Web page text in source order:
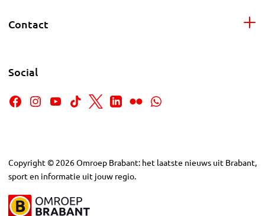
Contact
Social
Copyright © 2026Omroep Brabant: het laatste nieuws uit Brabant,
sport en informatie uit jouw regio.